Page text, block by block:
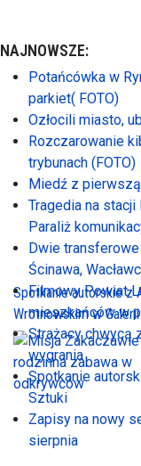
Spotkanie autorskie z
Wrotnowskim w
NAJNOWSZE:
Potańcówka w
parkiet( FOTO)
Ozłocili miasto,
Rozczarowanie
trybunach (FOTO)
Miedź z
Tragedia na stacji
Paraliż
Dwie
Ścinawa,
Filmowy Powiat
mieszkańców w
Strażacy chwycą
wygrania
Spotkanie
Sztuki
Zapisy na nowy
sierpnia